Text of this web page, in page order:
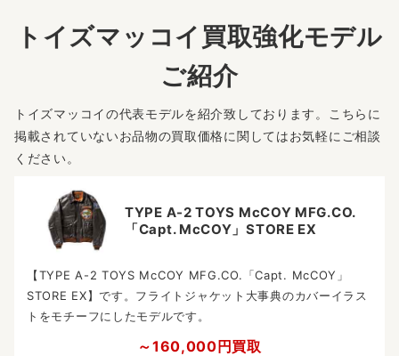
トイズマッコイ買取強化モデル
ご紹介
トイズマッコイの代表モデルを紹介致しております。こちらに
掲載されていないお品物の買取価格に関してはお気軽にご相談
ください。
TYPE A-2 TOYS McCOY MFG.CO.
「Capt. McCOY」STORE EX
【TYPE A-2 TOYS McCOY MFG.CO.「Capt. McCOY」
STORE EX】です。フライトジャケット大事典のカバーイラス
トをモチーフにしたモデルです。
～160,000円買取